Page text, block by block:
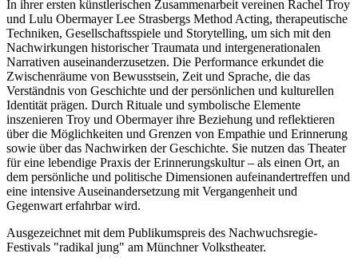
In ihrer ersten künstlerischen Zusammenarbeit vereinen Rachel Troy
und Lulu Obermayer Lee Strasbergs Method Acting, therapeutische
Techniken, Gesellschaftsspiele und Storytelling, um sich mit den
Nachwirkungen historischer Traumata und intergenerationalen
Narrativen auseinanderzusetzen. Die Performance erkundet die
Zwischenräume von Bewusstsein, Zeit und Sprache, die das
Verständnis von Geschichte und der persönlichen und kulturellen
Identität prägen. Durch Rituale und symbolische Elemente
inszenieren Troy und Obermayer ihre Beziehung und reflektieren
über die Möglichkeiten und Grenzen von Empathie und Erinnerung
sowie über das Nachwirken der Geschichte. Sie nutzen das Theater
für eine lebendige Praxis der Erinnerungskultur – als einen Ort, an
dem persönliche und politische Dimensionen aufeinandertreffen und
eine intensive Auseinandersetzung mit Vergangenheit und
Gegenwart erfahrbar wird.
Ausgezeichnet mit dem Publikumspreis des Nachwuchsregie-
Festivals "radikal jung" am Münchner Volkstheater.